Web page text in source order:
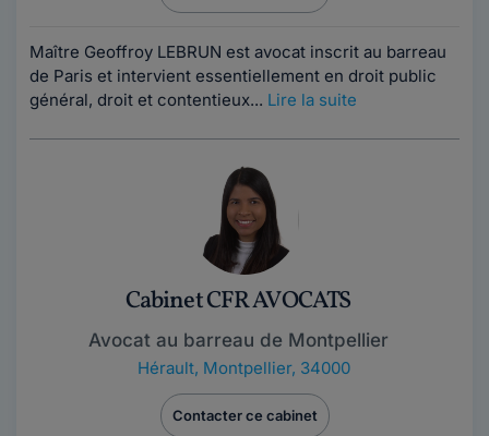
Maître Geoffroy LEBRUN est avocat inscrit au barreau
de Paris et intervient essentiellement en droit public
général, droit et contentieux... Lire la suite
Cabinet CFR AVOCATS
Avocat au barreau de Montpellier
Hérault, Montpellier, 34000
Contacter ce cabinet